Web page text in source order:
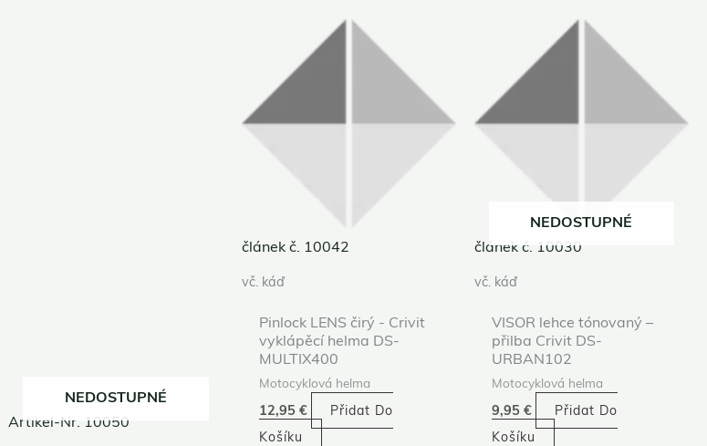
NEDOSTUPNÉ
Artikel-Nr. 10050
článek č. 10042
vč. káď
Pinlock LENS čirý - Crivit
vyklápěcí helma DS-
MULTIX400
Motocyklová helma
12,95 €
Přidat Do
Košíku
NEDOSTUPNÉ
článek č. 10030
vč. káď
VISOR lehce tónovaný –
přilba Crivit DS-
URBAN102
Motocyklová helma
9,95 €
Přidat Do
Košíku